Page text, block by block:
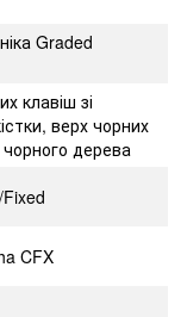
Graded
клавіш зі
верх чорних
чорного дерева
CFX